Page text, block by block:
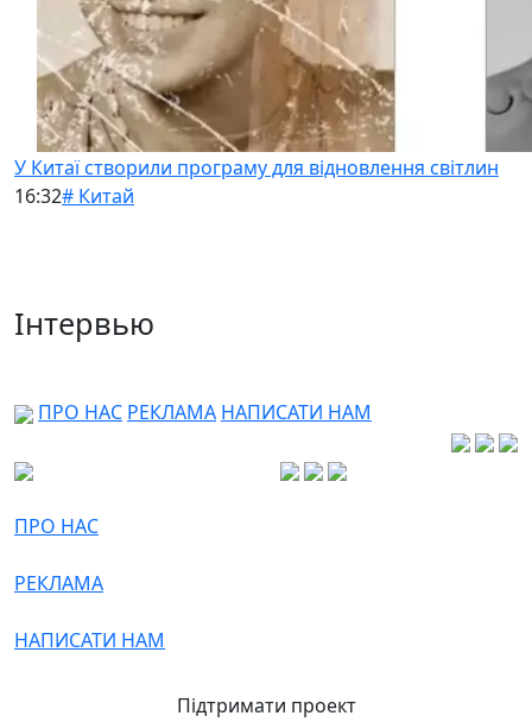
У Китаї створили програму для відновлення світлин
16:32# Китай
Інтервью
ПРО НАС РЕКЛАМА НАПИСАТИ НАМ
ПРО НАС
РЕКЛАМА
НАПИСАТИ НАМ
Підтримати проект